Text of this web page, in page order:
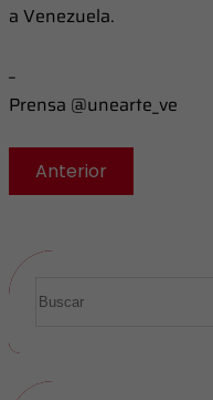
a Venezuela.
Prensa @unearte_ve
Anterior